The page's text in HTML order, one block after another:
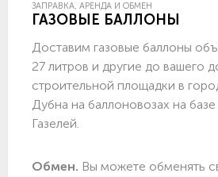
ЗАПРАВКА, АРЕНДА И ОБМЕН
ГАЗОВЫЕ БАЛЛОНЫ
Доставим газовые баллоны
27 литров и другие до вашего
строительной площадки в
Дубна на баллоновозах на
Газелей.
Обмен. Вы можете обменять